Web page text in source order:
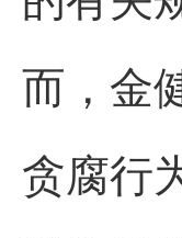
而，金
贪腐行